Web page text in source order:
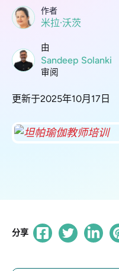
作者
米拉·沃茨
由
Sandeep Solanki
审阅
更新于2025年10月17日
分享